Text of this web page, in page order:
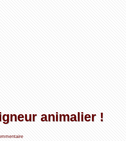
animalier !